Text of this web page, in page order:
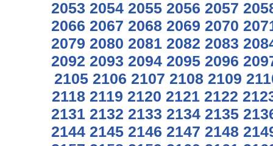
2053 2054 2055 2056 2057
2066 2067 2068 2069 2070
2079 2080 2081 2082 2083
2092 2093 2094 2095 2096
2105 2106 2107 2108 2109
2118 2119 2120 2121 2122
2131 2132 2133 2134 2135
2144 2145 2146 2147 2148